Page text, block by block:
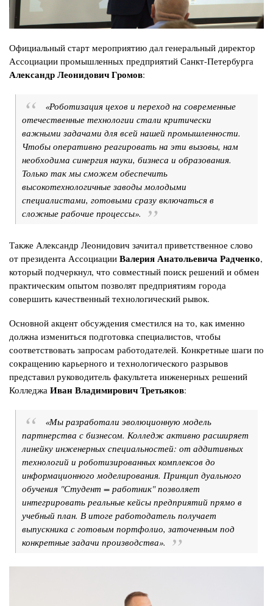
Официальный старт мероприятию дал генеральный директор
Ассоциации промышленных предприятий Санкт-Петербурга
Александр Леонидович Громов:
«Роботизация цехов и переход на современные
отечественные технологии стали критически
важными задачами для всей нашей промышленности.
Чтобы оперативно реагировать на эти вызовы, нам
необходима синергия науки, бизнеса и образования.
Только так мы сможем обеспечить
высокотехнологичные заводы молодыми
специалистами, готовыми сразу включаться в
сложные рабочие процессы».
Также Александр Леонидович зачитал приветственное слово
от президента Ассоциации Валерия Анатольевича Радченко,
который подчеркнул, что совместный поиск решений и обмен
практическим опытом позволят предприятиям города
совершить качественный технологический рывок.
Основной акцент обсуждения сместился на то, как именно
должна измениться подготовка специалистов, чтобы
соответствовать запросам работодателей. Конкретные шаги по
сокращению карьерного и технологического разрывов
представил руководитель факультета инженерных решений
Колледжа Иван Владимирович Третьяков:
«Мы разработали эволюционную модель
партнерства с бизнесом. Колледж активно расширяет
линейку инженерных специальностей: от аддитивных
технологий и роботизированных комплексов до
информационного моделирования. Принцип дуального
обучения "Студент = работник" позволяет
интегрировать реальные кейсы предприятий прямо в
учебный план. В итоге работодатель получает
выпускника с готовым портфолио, заточенным под
конкретные задачи производства».